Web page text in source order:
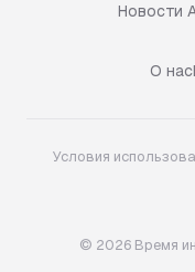
Новости
О нас
Условия
© 2026 Время